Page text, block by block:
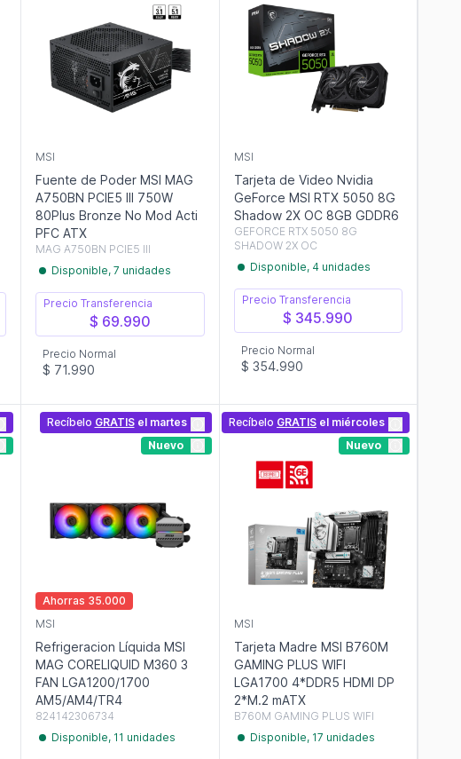
MSI
Fuente de Poder MSI MAG
A750BN PCIE5 III 750W
80Plus Bronze No Mod Acti
PFC ATX
MAG A750BN PCIE5 III
Disponible, 7 unidades
Precio Transferencia
$ 69.990
Precio Normal
$ 71.990
MSI
Tarjeta de Video Nvidia
GeForce MSI RTX 5050 8G
Shadow 2X OC 8GB GDDR6
GEFORCE RTX 5050 8G
SHADOW 2X OC
Disponible, 4 unidades
Precio Transferencia
$ 345.990
Precio Normal
$ 354.990
Recíbelo GRATISel martes
Nuevo
Ahorras 35.000
MSI
Refrigeracion Líquida MSI
MAG CORELIQUID M360 3
FAN LGA1200/1700
AM5/AM4/TR4
824142306734
Disponible, 11 unidades
Recíbelo GRATIS el miércoles
Nuevo
MSI
Tarjeta Madre MSI B760M
GAMING PLUS WIFI
LGA1700 4*DDR5 HDMI DP
2*M.2 mATX
B760M GAMING PLUS WIFI
Disponible, 17 unidades